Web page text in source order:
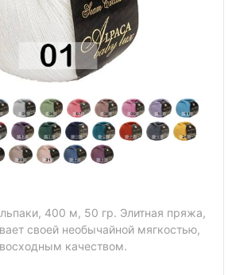
400 м, 50 гр. Элитная пряжа,
своей необычайной мягкостью,
качеством.